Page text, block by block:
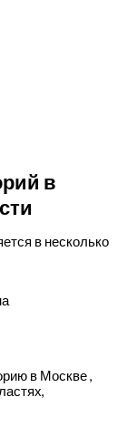
в
в несколько
в Москве ,